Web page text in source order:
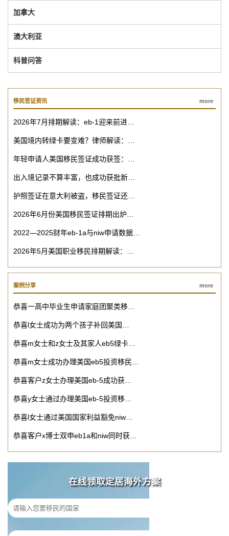
加拿大
澳大利亚
科普问答
移民签证资讯 more
2026年7月排期解读：eb-1迎来前进…
美国境内转绿卡要变难？律师解读：…
年轻申请人美国移民签证成功获签：…
出入境记录不算丰富，也成功获批新…
护照签证在意大利被盗，移民签证还…
2026年6月份美国移民签证排期出炉…
2022—2025财年eb-1a与niw申请数据…
2026年5月美国职业移民排期解读：…
案例分享 more
恭喜一高中毕业生申请家庭团聚类移…
恭喜l女士成功为两个孩子补回美国…
恭喜m女士和z女士及其家人eb5绿卡…
恭喜m女士成功办理美国eb5投资移民…
恭喜客户z女士办理美国eb-5成功获…
恭喜y女士通过办理美国eb-5投资移…
恭喜l女士通过美国国家利益豁免niw…
恭喜客户x博士双申eb1a和niw同时获…
在线领取定居海外方案